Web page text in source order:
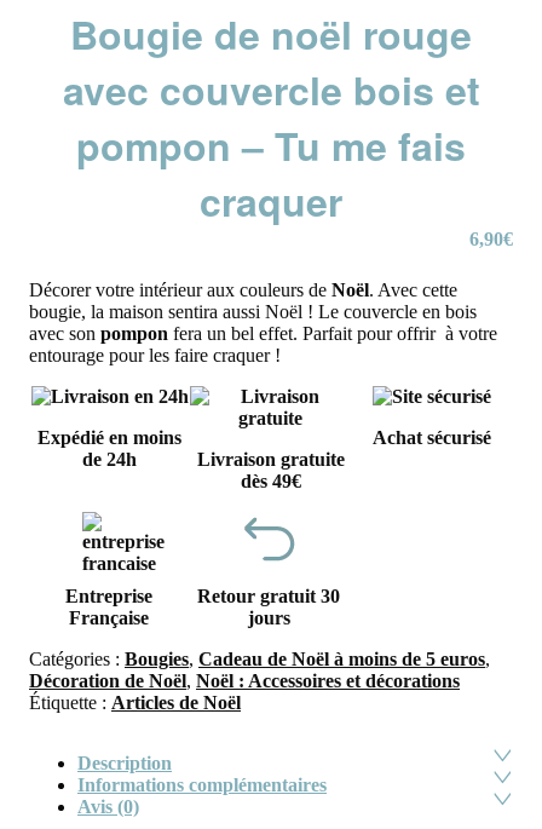
Bougie de noël rouge
avec couvercle bois et
pompon – Tu me fais
craquer
6,90€
Décorer votre intérieur aux couleurs de Noël. Avec cette
bougie, la maison sentira aussi Noël ! Le couvercle en bois
avec son pompon fera un bel effet. Parfait pour offrir à votre
entourage pour les faire craquer !
Expédié en moins
de 24h
Livraison gratuite
dès 49€
Achat sécurisé
Entreprise
Française
Retour gratuit 30
jours
Catégories : Bougies, Cadeau de Noël à moins de 5 euros,
Décoration de Noël, Noël : Accessoires et décorations
Étiquette : Articles de Noël
Description
Informations complémentaires
Avis (0)